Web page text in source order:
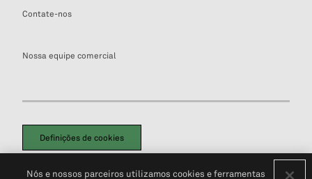
Contate-nos
Nossa equipe comercial
Definições de cookies
Nós e nossos parceiros utilizamos cookies e ferramentas